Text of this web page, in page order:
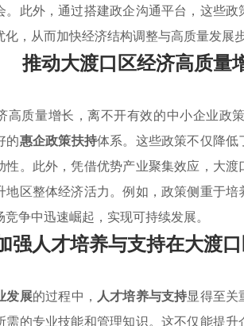
。此外，通过搭建政企沟通平台，这些
化，从而加快经济结构调整与高质量发展
推动大渡口区经济高质量
高质量增长，离不开有效的中小企业政
的惠企政策扶持体系。这些政策不仅降
性。此外，凭借优势产业聚集效应，大
地区整体经济活力。例如，政策侧重于
争中迅速崛起，实现可持续发展。
强人才培养与支持在大渡
发展的过程中， 人才培养与支持显得至关
需的专业技能和管理知识。这不仅能提